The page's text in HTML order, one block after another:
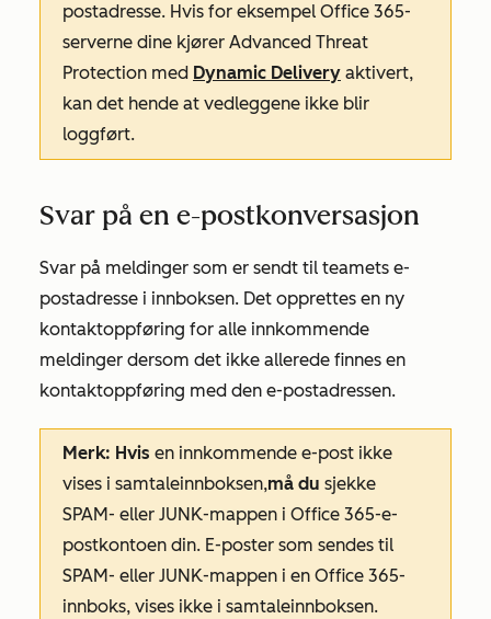
postadresse. Hvis for eksempel Office 365-
serverne dine kjører Advanced Threat
Protection med Dynamic Delivery aktivert,
kan det hende at vedleggene ikke blir
loggført.
Svar på en e-postkonversasjon
Svar på meldinger som er sendt til teamets e-
postadresse i innboksen. Det opprettes en ny
kontaktoppføring for alle innkommende
meldinger dersom det ikke allerede finnes en
kontaktoppføring med den e-postadressen.
Merk: Hvis en innkommende e-post ikke
vises i samtaleinnboksen,må du sjekke
SPAM- eller JUNK-mappen i Office 365-e-
postkontoen din. E-poster som sendes til
SPAM- eller JUNK-mappen i en Office 365-
innboks, vises ikke i samtaleinnboksen.